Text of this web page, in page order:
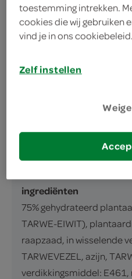
van gehydrateerde
ingrediënten
75% gehydrateerd
TARWE-EIWIT),
raapzaad, in wisselende
TARWEVEZEL, azijn,
verdikkingsmiddel:
toestemming intrekken.
cookies die wij gebruiken
vind je in ons cookiebeleid.
Zelf instellen